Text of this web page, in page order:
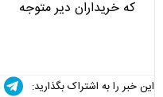
که خریداران دیر متوجه
این خبر را به اشتراک بگذارید: